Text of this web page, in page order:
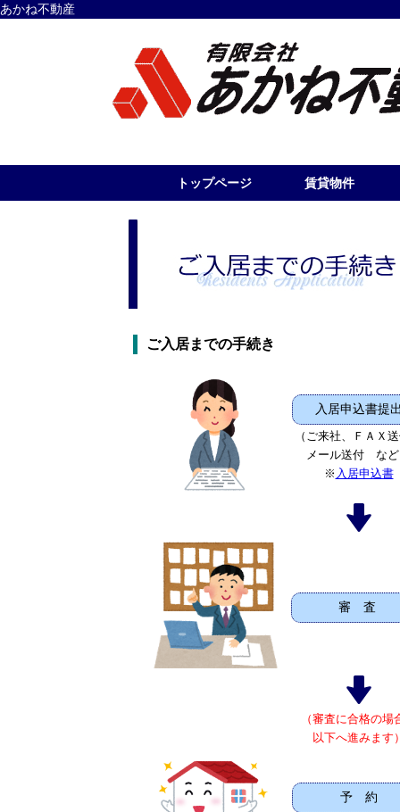
あかね不動産
トップページ 賃貸物件
ご入居までの手続き
入居申込書提
（ご来社、ＦＡＸ
メール送付 な
※ 入居申込書
審 査
（審査に合格の場
以下へ進みます
予 約